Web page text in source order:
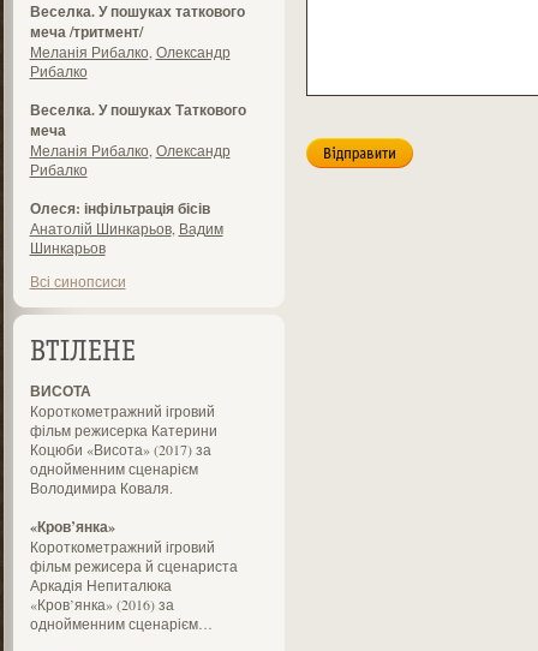
Веселка. У пошуках таткового
меча /тритмент/
Меланія Рибалко Олександр
Рибалко
Веселка. У пошуках Таткового
меча
Меланія Рибалко Олександр
Рибалко
Олеся: інфільтрація бісів
Анатолій Шинкарьов, Вадим
Шинкарьов
Всі синопсиси
ВТІЛЕНЕ
ВИСОТА
Короткометражний ігровий
фільм режисерка Катерини
Коцюби «Висота» (2017) за
однойменним сценарієм
Володимира Коваля.
«Кров’янка»
Короткометражний ігровий
фільм режисера й сценариста
Аркадія Непиталюка
«Кров’янка» (2016) за
однойменним сценарієм…